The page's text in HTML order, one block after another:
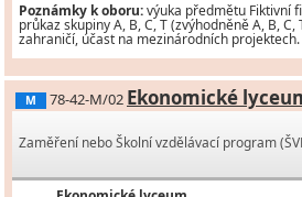
Poznámky k oboru:výuka předmětu Fiktivní
průkaz skupiny A, B, C, T (zvýhodněně A, B,
zahraničí, účast na mezinárodních projektech.
M 78-42-M/02 Ekonomické
Zaměření nebo Školní vzdělávací program